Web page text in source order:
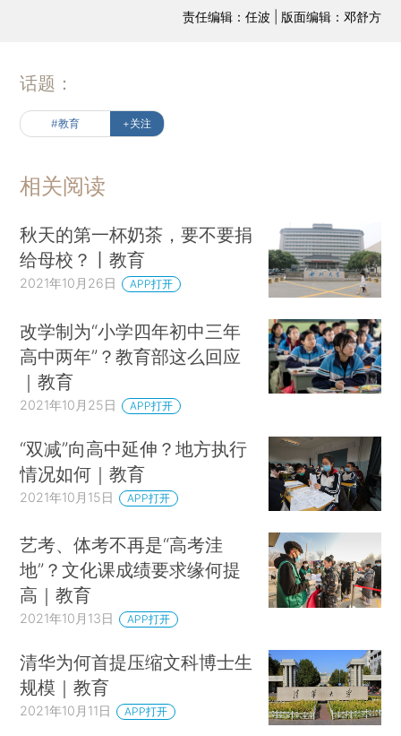
责任编辑：任波 | 版面编辑：邓舒方
话题：
#教育 +关注
相关阅读
秋天的第一杯奶茶，要不要捐
给母校？丨教育
2021年10月26日 APP打开
改学制为“小学四年初中三年
高中两年”？教育部这么回应
｜教育
2021年10月25日 APP打开
“双减”向高中延伸？地方执行
情况如何｜教育
2021年10月15日 APP打开
艺考、体考不再是“高考洼
地”？文化课成绩要求缘何提
高｜教育
2021年10月13日 APP打开
清华为何首提压缩文科博士生
规模｜教育
2021年10月11日 APP打开